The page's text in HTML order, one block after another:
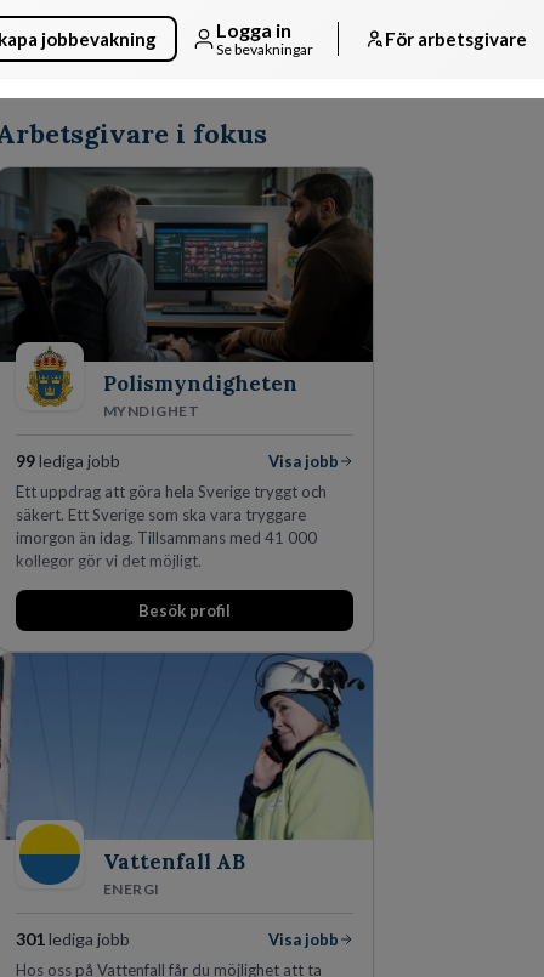
jobbevakning Logga in
Se bevakningar För arbetsgivare
i fokus
Polismyndigheten
MYNDIGHET
99lediga jobb
Visa jobb
Ett uppdrag att göra hela Sverige tryggt och
säkert. Ett Sverige som ska vara tryggare
imorgon än idag. Tillsammans med 41 000
kollegor gör vi det möjligt.
Besök profil
Vattenfall AB
ENERGI
301lediga jobb
Visa jobb
Hos oss på Vattenfall får du möjlighet att ta